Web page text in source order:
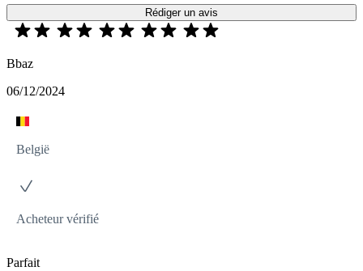
Rédiger un avis
Bbaz
06/12/2024
België
Acheteur vérifié
Parfait